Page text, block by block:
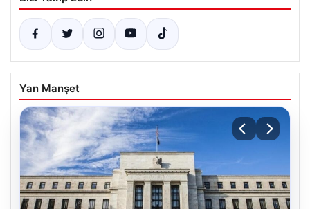
Yan Manşet